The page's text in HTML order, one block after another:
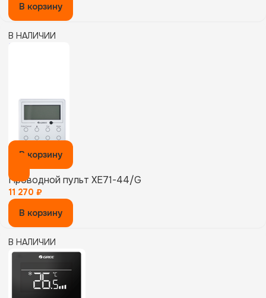
В корзину
В НАЛИЧИИ
В корзину
Проводной пульт XE71-44/G
11 270 ₽
В корзину
В НАЛИЧИИ